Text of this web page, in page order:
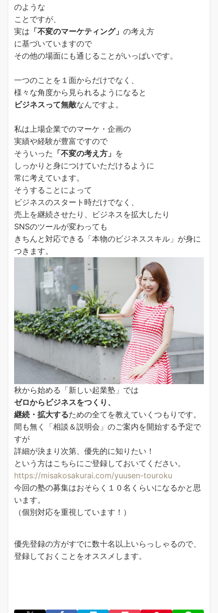
のような
ことですが、
実は 「不変のマーケティング」 の考え方
に基づいていますので
その他の場面にも通じることがいっぱいです。
一つのことを１面からだけでなく、
様々な角度から見られるようになると
ビジネスって無敵なんですよ。
私は上場企業でのマーケ・企画の
実績や経験が豊富ですので
そういった 「不変の考え方」 を
しっかりと身につけていただけるように
常に考えています。
そうすることによって
ビジネスのスタート時だけでなく、
売上を継続させたり、ビジネスを拡大したり
SNSのツールが変わっても
きちんと対応できる「本物のビジネススキル」が身に
つきます。
秋から始める「新しい起業塾」では
ゼロからビジネスをつくり、
継続・拡大するための全てを教えていくつもりです。
間も無く「相談＆説明会」のご案内を開始する予定で
すが
詳細が決まり次第、優先的に知りたい！
という方はこちらにご登録しておいてください。
https://misakosakurai.com/yuusen-touroku
今回の塾の募集はおそらく１０名くらいになるかと思
います。
（個別対応を重視しています！）
優先登録の方がすでに数十名以上いらっしゃるので、
登録しておくことをオススメします。